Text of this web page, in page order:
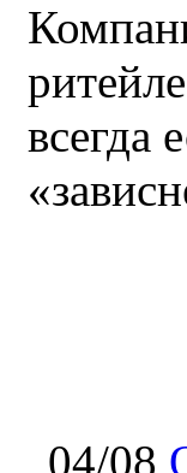
всегда
04/08